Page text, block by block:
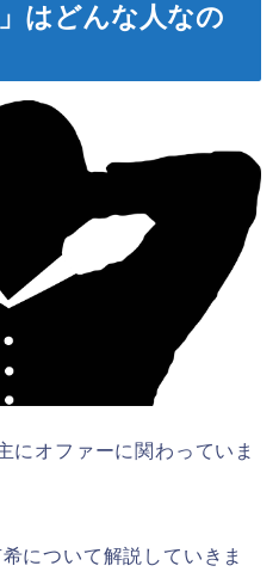
はどんな人なの
にオファーに関わっていま
について解説していきま